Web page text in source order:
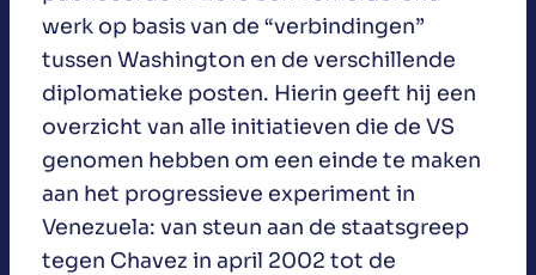
werk op basis van de “verbindingen”
tussen Washington en de verschillende
diplomatieke posten. Hierin geeft hij een
overzicht van alle initiatieven die de VS
genomen hebben om een einde te maken
aan het progressieve experiment in
Venezuela: van steun aan de staatsgreep
tegen Chavez in april 2002 tot de